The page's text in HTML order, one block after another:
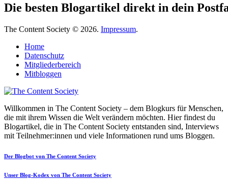
Die besten Blogartikel direkt in dein
The Content Society © 2026. Impressum.
Home
Datenschutz
Mitgliederbereich
Mitbloggen
Willkommen in The Content Society – dem Blogkurs für Menschen,
die mit ihrem Wissen die Welt verändern möchten. Hier findest du
Blogartikel, die in The Content Society entstanden sind, Interviews
mit Teilnehmer:innen und viele Informationen rund ums Bloggen.
Der Blogbot von The Content Society
Unser Blog-Kodex von The Content Society